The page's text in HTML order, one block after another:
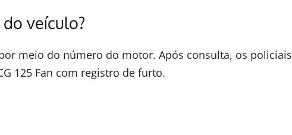
veículo?
meio do número do motor. Após consulta, os policiais
125 Fan com registro de furto.